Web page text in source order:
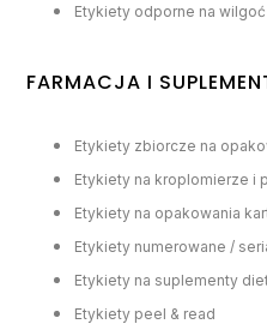
Etykiety odporne na
FARMACJA I
Etykiety zbiorcze na
Etykiety na kroplomierze i
Etykiety na opakowania
Etykiety numerowane /
Etykiety na suplementy
Etykiety peel & read